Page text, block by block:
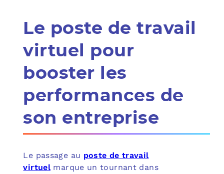
Le poste de travail
virtuel pour
booster les
performances de
son entreprise
Le passage au poste de travail
virtuel marque un tournant dans